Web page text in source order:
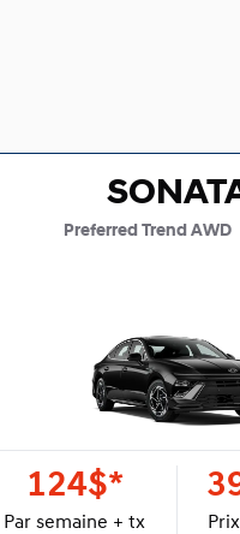
Preferred Trend AWD
124$*
Par semaine + tx